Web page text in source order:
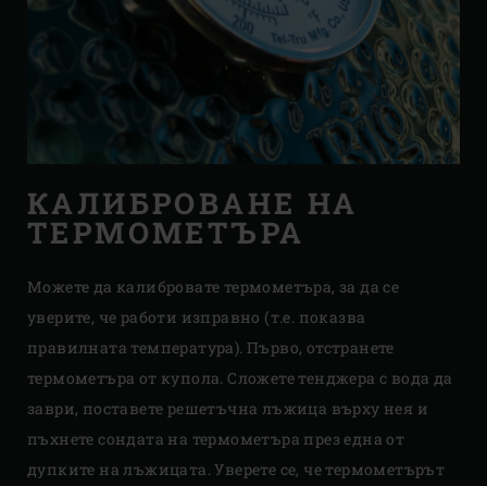
КАЛИБРОВАНЕ НА
ТЕРМОМЕТЪРА
Можете да калибровате термометъра, за да се
уверите, че работи изправно (т.е. показва
правилната температура). Първо, отстранете
термометъра от купола. Сложете тенджера с вода да
заври, поставете решетъчна лъжица върху нея и
пъхнете сондата на термометъра през една от
дупките на лъжицата. Уверете се, че термометърът